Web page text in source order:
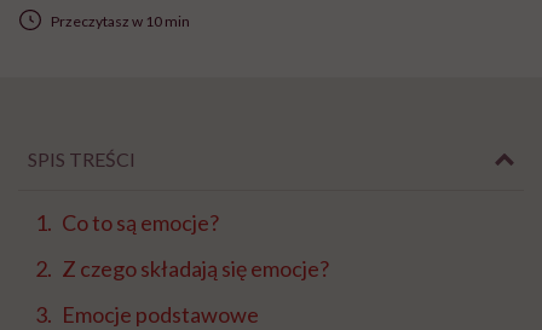
Przeczytasz w 10 min
SPIS TREŚCI
Co to są emocje?
Z czego składają się emocje?
Emocje podstawowe